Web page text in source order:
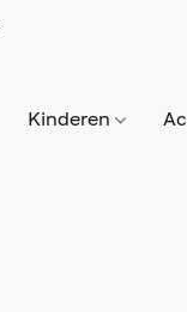
Kinderen